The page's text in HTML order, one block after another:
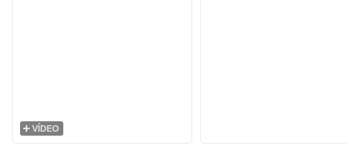
VÍDEO